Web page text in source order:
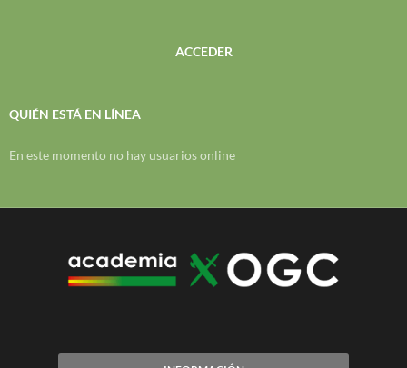
ACCEDER
QUIÉN ESTÁ EN LÍNEA
En este momento no hay usuarios online